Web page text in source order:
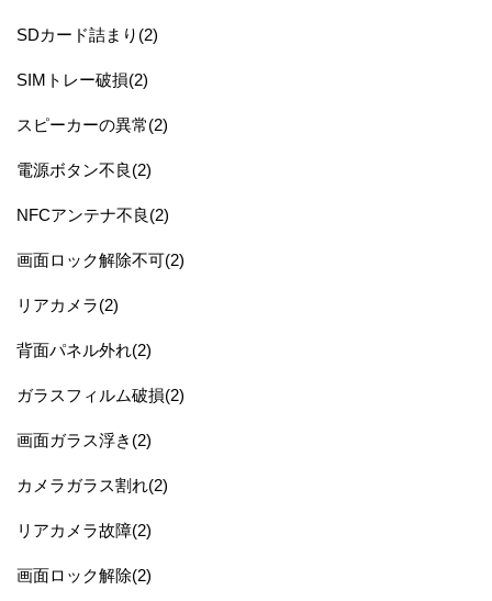
SDカード詰まり(2)
SIMトレー破損(2)
スピーカーの異常(2)
電源ボタン不良(2)
NFCアンテナ不良(2)
画面ロック解除不可(2)
リアカメラ(2)
背面パネル外れ(2)
ガラスフィルム破損(2)
画面ガラス浮き(2)
カメラガラス割れ(2)
リアカメラ故障(2)
画面ロック解除(2)